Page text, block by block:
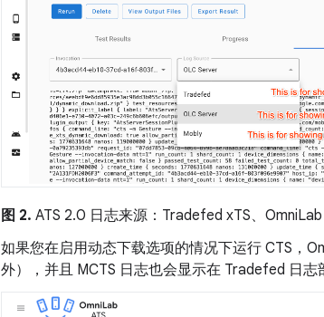
图 2. ATS 2.0 日志来源：Tradefed xTS、
如果您在启用动态下载选项的情况下运行 CTS，
外），并且 MCTS 日志也会显示在 Tradefed 日志